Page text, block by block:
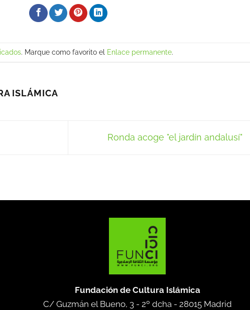
. Marque como favorito el Enlace permanente.
ISLÁMICA
Ronda acoge "el jardín andalusí"
Fundación de Cultura Islámica
C/ Guzmán el Bueno, 3 - 2º dcha - 28015 Madrid